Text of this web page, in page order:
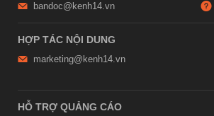
bandoc@kenh14.vn
HỢP TÁC NỘI DUNG
marketing@kenh14.vn
HỖ TRỢ QUẢNG CÁO